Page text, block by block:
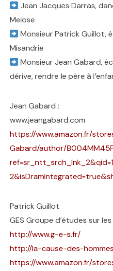
Jean Jacques Darras,
Meiose
Monsieur Patrick Guillot,
Misandrie
Monsieur Jean Gabard,
dérive, rendre le père à
Jean Gabard :
www.jeangabard.com
https://www.amazon.fr/
Gabard/author/
Patrick Guillot
GES Groupe d’études sur
http://www.g-e-s.fr/
http://la-cause-des-
https://www.amazon.fr/